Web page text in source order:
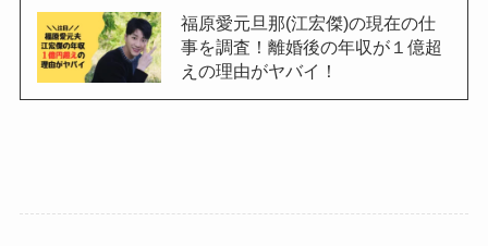
福原愛元旦那(江宏傑)の現在の仕
事を調査！離婚後の年収が１億超
えの理由がヤバイ！